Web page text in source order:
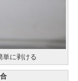
単に剥ける